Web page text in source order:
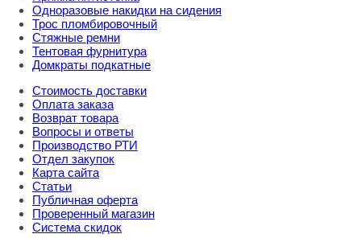
Одноразовые накидки на сидения
Трос пломбировочный
Стяжные ремни
Тентовая фурнитура
Домкраты подкатные
Стоимость доставки
Оплата заказа
Возврат товара
Вопросы и ответы
Производство РТИ
Отдел закупок
Карта сайта
Статьи
Публичная оферта
Проверенный магазин
Система скидок